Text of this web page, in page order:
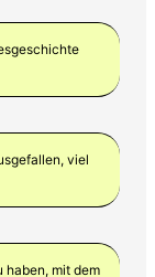
viel
haben, mit dem